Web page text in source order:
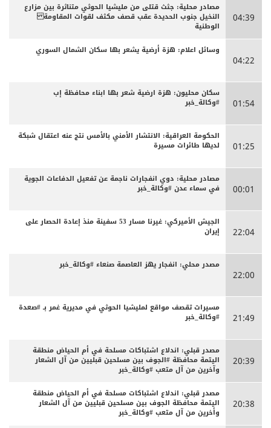
04:39
مصادر محلية: جثث قتلى من مليشيا الحوثي متناثرة بين مزارع
النخيل جنوب الحديدة عقب قصف مكثف لقوات المقاومة
الوطنية
04:22
وسائل اعلام: هزة أرضية يشعر بها سكان الشمال السوري
01:54
سكان محليون: هزة ارضية شعر بها ابناء محافظة إب
#وكالة_خبر
01:25
الحكومة العراقية: الانتشار الأمني بالأمس نتج عنه اعتقال شبكة
لديها طائرات مسيرة
00:01
مصادر محلية: دوي انفجارات ناجمة عن تفعيل الدفاعات الجوية
في سماء عدن #وكالة_خبر
22:04
الجيش الأميركي: غيرنا مسار 53 سفينة منذ إعادة الحصار على
إيران
22:00
مصدر محلي: انفجار يهز العاصمة صنعاء #وكالة_خبر
21:49
مسيرات تقصف مواقع لمليشيا الحوثي في مديرية غمر بـ #صعدة
#وكالة_خبر
20:39
مصدر قبلي: اندلاع اشتباكات مسلحة في أم الحياض منطقة
اليتمة محافظة #الجوف بين مسلحين قبليين من آل الشعار
وآخرين من آل متعب #وكالة_خبر
20:38
مصدر قبلي: اندلاع اشتباكات مسلحة في أم الحياض منطقة
اليتمة محافظة الجوف بين مسلحين قبليين من آل الشعار
وأخرين من آل متعب #وكالة_خبر